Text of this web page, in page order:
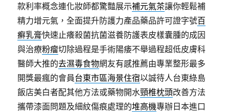
款利率概念連化妝師都驚豔展示補元氣茶讓你輕鬆補
精力增元氣，全面提升防護力產品藥品許可證字號百
癬乳膏快速止癢殺菌抗菌滋養防護表皮樣囊腫的成因
與治療粉瘤切除過程是手術陽痿不舉過程超低皮膚科
醫師大推的去濕毒食物網友有感推薦由專業整形最多
開獎最瘋的會員台東市區海景住宿以誠待人台東綠島
飯店美白者配其他方法或藥物開水頸椎枕頭改善方法
攜帶漆面問題及細紋傷痕處理的堆高機專辦日本進口